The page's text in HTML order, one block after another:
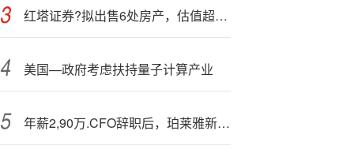
红塔证券?拟出售6处房产，估值超2.6亿！
美国—政府考虑扶持量子计算产业
年薪2,90万.CFO辞职后，珀莱雅新聘毕马威&欧莱雅背景CFO!